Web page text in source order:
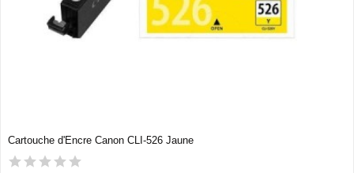
Cartouche d'Encre Canon CLI-526 Jaune